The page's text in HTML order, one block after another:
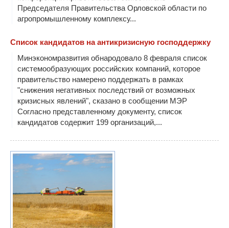
Председателя Правительства Орловской области по
агропромышленному комплексу...
Список кандидатов на антикризисную господдержку
Минэкономразвития обнародовало 8 февраля список
системообразующих российских компаний, которое
правительство намерено поддержать в рамках
"снижения негативных последствий от возможных
кризисных явлений", сказано в сообщении МЭР
Согласно представленному документу, список
кандидатов содержит 199 организаций,...